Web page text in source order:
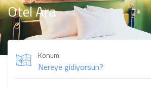
Otel Ara
Konum